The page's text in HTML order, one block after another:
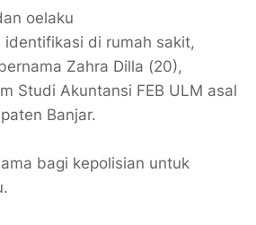
oelaku
identifikasi di rumah sakit,
Zahra Dilla (20),
Studi Akuntansi FEB ULM asal
Banjar.
bagi kepolisian untuk